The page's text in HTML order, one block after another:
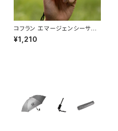
コフラン エマージェンシーサバ
イバルホーン
¥1,210